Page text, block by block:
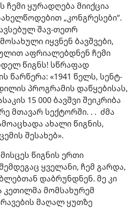
ჩემი ყურადღება მიიქცია
„კონგრესები“.
შავ-თეთრ
იყვნენ ბავშვები,
აფრიალებდნენ ჩემი
წიგნს! სწრაფად
წარწერა: «1941 წელს, სენტ-
პროგრამის დაწყებისას,
15 000 ბავშვი შეიკრიბა
მთავარ სექტორში. . . ძმა
ახალი წიგნის,
შესახებ».
წიგნის ერთი
ყველანი, ჩემ გარდა,
დაბრუნდნენ. მე კი
კეთილმა მომსახურემ
მაღალ ყუთზე